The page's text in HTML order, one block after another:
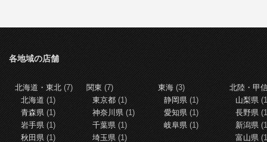
各地域の店舗
北海道・東北 (7)
北海道 (1)
青森県 (1)
岩手県 (1)
秋田県 (1)
関東 (7)
東京都 (1)
神奈川県 (1)
千葉県 (1)
埼玉県 (1)
東海 (3)
静岡県 (1)
愛知県 (1)
岐阜県 (1)
北陸・甲
山梨県
長野県
新潟県
富山県